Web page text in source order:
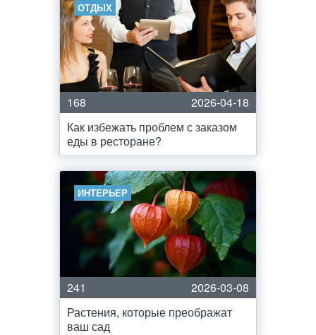
ОТДЫХ
168
2026-04-18
Как избежать проблем с заказом
еды в ресторане?
ИНТЕРЬЕР
241
2026-03-08
Растения, которые преображат
ваш сад